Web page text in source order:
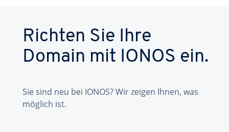
Richten Sie Ihre
Domain mit IONOS ein.
Sie sind neu bei IONOS? Wir zeigen Ihnen, was
möglich ist.